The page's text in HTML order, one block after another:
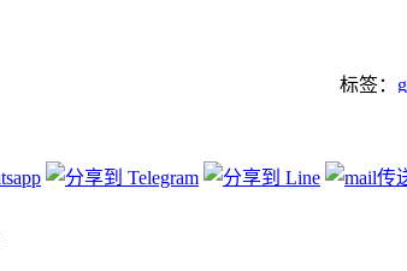
标签：